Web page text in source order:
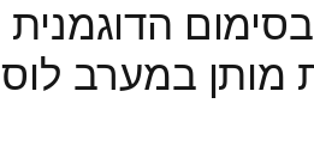
הדוגמנית
מותן במערב לוס